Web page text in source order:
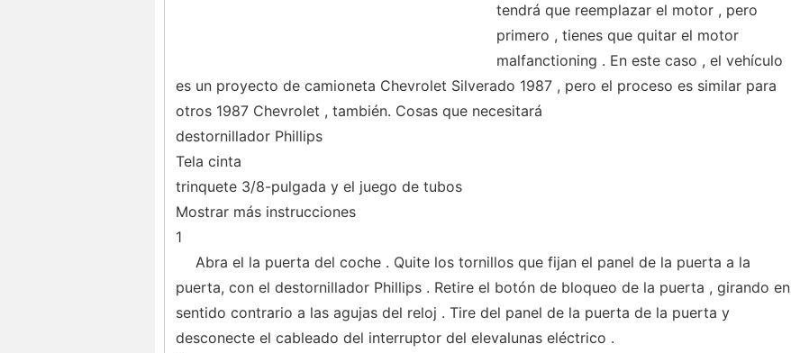
tendrá que reemplazar el motor , pero
primero , tienes que quitar el motor
malfanctioning . En este caso , el vehículo
es un proyecto de camioneta Chevrolet Silverado 1987 , pero el proceso es similar para
otros 1987 Chevrolet , también. Cosas que necesitará
destornillador Phillips
Tela cinta
trinquete 3/8-pulgada y el juego de tubos
Mostrar más instrucciones
1
Abra el la puerta del coche . Quite los tornillos que fijan el panel de la puerta a la
puerta, con el destornillador Phillips . Retire el botón de bloqueo de la puerta , girando en
sentido contrario a las agujas del reloj . Tire del panel de la puerta de la puerta y
desconecte el cableado del interruptor del elevalunas eléctrico .